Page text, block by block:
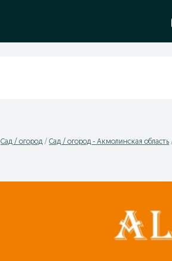
Сад / огород Сад / огород - Акмолинская область